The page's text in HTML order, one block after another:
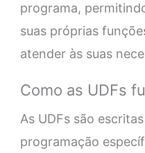
programa,
suas próprias
atender às suas
Como as UDFs
As UDFs são
programação